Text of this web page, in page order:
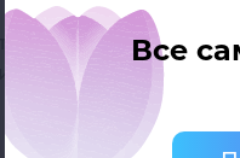
Все
комплексные
инициатив в